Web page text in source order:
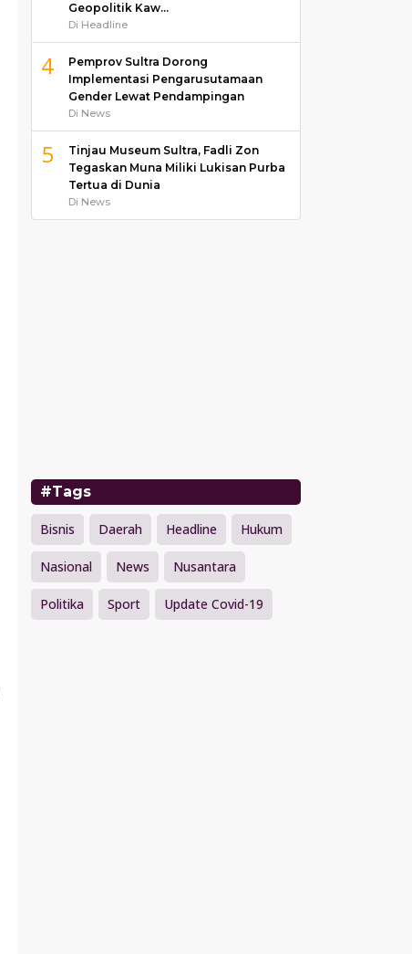
Geopolitik Kaw…
Di Headline
4
Pemprov Sultra Dorong
Implementasi Pengarusutamaan
Gender Lewat Pendampingan
Di News
5
Tinjau Museum Sultra, Fadli Zon
Tegaskan Muna Miliki Lukisan Purba
Tertua di Dunia
Di News
#Tags
Bisnis Daerah Headline Hukum
Nasional News Nusantara
Politika Sport Update Covid-19